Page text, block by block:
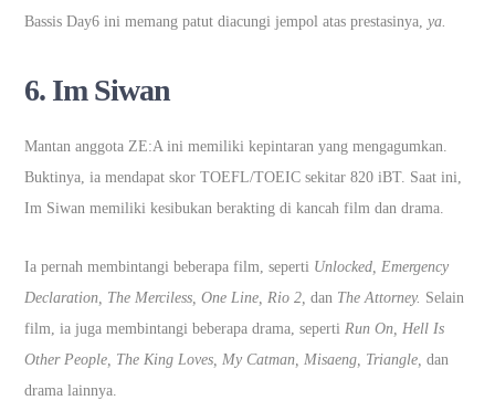
Bassis Day6 ini memang patut diacungi jempol atas prestasinya,ya.
6. Im Siwan
Mantan anggota ZE:A ini memiliki kepintaran yang mengagumkan.
Buktinya, ia mendapat skor TOEFL/TOEIC sekitar 820 iBT. Saat ini,
Im Siwan memiliki kesibukan berakting di kancah film dan drama.
Ia pernah membintangi beberapa film, seperti Unlocked, Emergency
Declaration, The Merciless, One Line, Rio 2,dan The Attorney. Selain
film, ia juga membintangi beberapa drama, seperti Run On, Hell Is
Other People, The King Loves, My Catman, Misaeng, Triangle,dan
drama lainnya.